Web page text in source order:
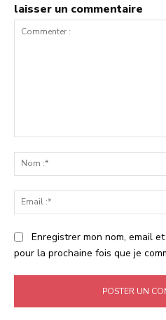
laisser un commentaire
Enregistrer mon nom, email
pour la prochaine fois que je